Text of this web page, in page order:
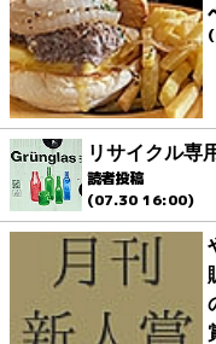
リサイクル専
読者投稿
(07.30 16:00)